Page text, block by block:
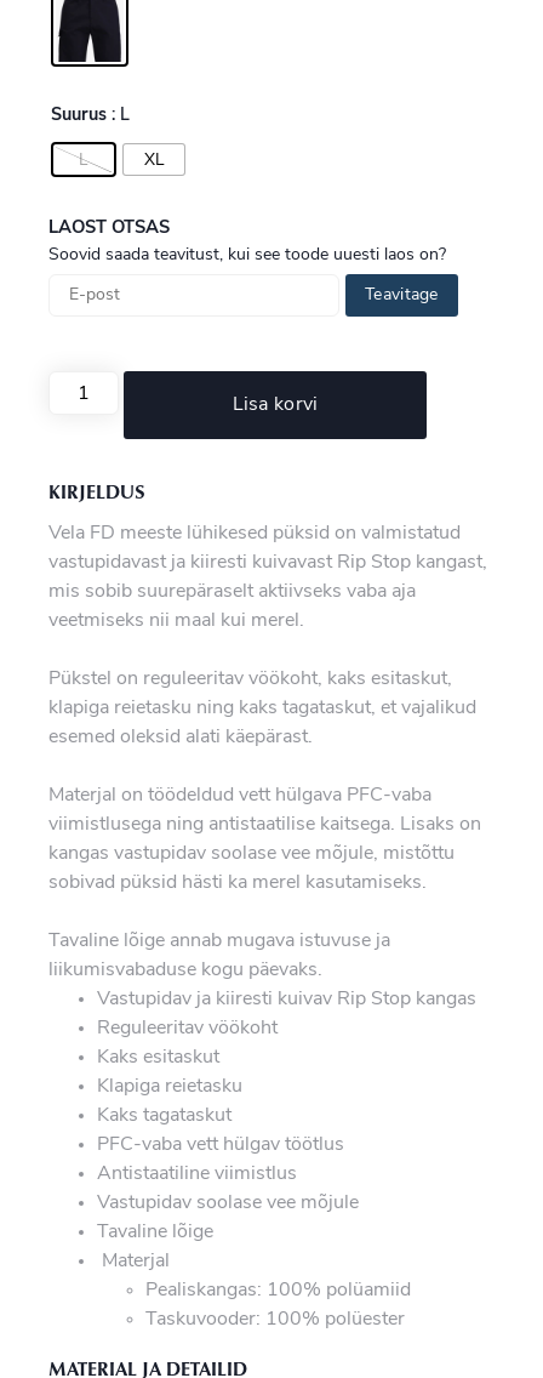
Suurus : L
L XL
LAOST OTSAS
Soovid saada teavitust, kui see toode uuesti laos on?
Teavitage
Lisa korvi
KIRJELDUS
Vela FD meeste lühikesed püksid on valmistatud
vastupidavast ja kiiresti kuivavast Rip Stop kangast,
mis sobib suurepäraselt aktiivseks vaba aja
veetmiseks nii maal kui merel.
Pükstel on reguleeritav vöökoht, kaks esitaskut,
klapiga reietasku ning kaks tagataskut, et vajalikud
esemed oleksid alati käepärast.
Materjal on töödeldud vett hülgava PFC-vaba
viimistlusega ning antistaatilise kaitsega. Lisaks on
kangas vastupidav soolase vee mõjule, mistõttu
sobivad püksid hästi ka merel kasutamiseks.
Tavaline lõige annab mugava istuvuse ja
liikumisvabaduse kogu päevaks.
Vastupidav ja kiiresti kuivav Rip Stop kangas
Reguleeritav vöökoht
Kaks esitaskut
Klapiga reietasku
Kaks tagataskut
PFC-vaba vett hülgav töötlus
Antistaatiline viimistlus
Vastupidav soolase vee mõjule
Tavaline lõige
Materjal
Pealiskangas: 100% polüamiid
Taskuvooder: 100% polüester
MATERIAL JA DETAILID